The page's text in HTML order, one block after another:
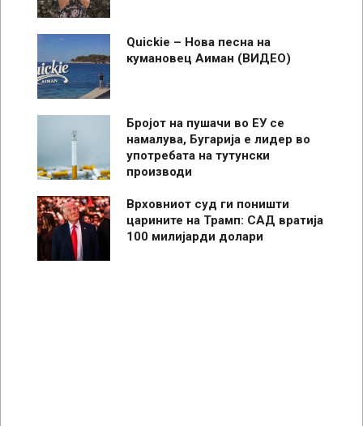
Quickie – Нова песна на
кумановец Аиман (ВИДЕО)
Бројот на пушачи во ЕУ се
намалува, Бугарија е лидер во
употребата на тутунски
производи
Врховниот суд ги поништи
царините на Трамп: САД вратија
100 милијарди долари